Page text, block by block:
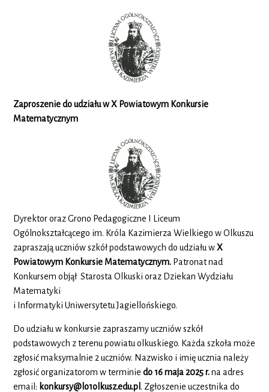
Zaproszenie do udziału w X Powiatowym Konkursie
Matematycznym
Dyrektor oraz Grono Pedagogiczne I Liceum
Ogólnokształcącego im. Króla Kazimierza Wielkiego w Olkuszu
zapraszają uczniów szkół podstawowych do udziału w X
Powiatowym Konkursie Matematycznym. Patronat nad
Konkursem objął Starosta Olkuski oraz Dziekan Wydziału
Matematyki
i Informatyki Uniwersytetu Jagiellońskiego.
Do udziału w konkursie zapraszamy uczniów szkół
podstawowych z terenu powiatu olkuskiego. Każda szkoła może
zgłosić maksymalnie 2 uczniów. Nazwisko i imię ucznia należy
zgłosić organizatorom w terminiedo 16 maja 2025 r.na adres
email: konkursy@lo1olkusz.edu.pl . Zgłoszenie uczestnika do